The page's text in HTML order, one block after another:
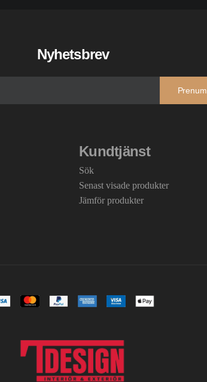
Nyhetsbrev
Kundtjänst
Sök
Senast visade produkter
Jämför produkter